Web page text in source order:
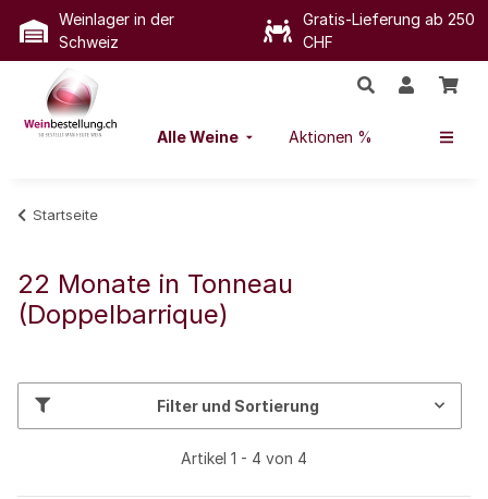
Weinlager in der
Schweiz
Gratis-Lieferung ab 250
CHF
Alle Weine Aktionen %
Startseite
22 Monate in Tonneau
(Doppelbarrique)
Filter und Sortierung
Artikel 1 - 4 von 4